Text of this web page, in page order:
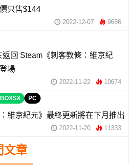
只售$144
2022-12-07 9686
返回 Steam《刺客教條：維京紀
場
2022-11-22 10674
PC
：維京紀元》最終更新將在下月推出
2022-11-20 11333
文章